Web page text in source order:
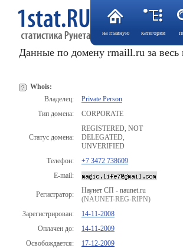
на главную категории
Данные по домену rmaill.ru за весь
Whois:
Владелец:
Private Person
Тип домена:
CORPORATE
Статус домена:
REGISTERED, NOT
DELEGATED,
UNVERIFIED
Телефон:
+7 3472 738609
E-mail:
Регистратор:
Наунет СП - naunet.ru
(NAUNET-REG-RIPN)
Зарегистрирован:
14-11-2008
Оплачен до:
14-11-2009
Освобождается:
17-12-2009